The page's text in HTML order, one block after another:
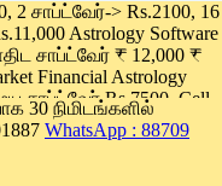
2 சாப்ட்வேர்-> Rs.2100, 16
Astrology Software
சாப்ட்வேர் ₹ 12,000 ₹
Financial Astrology
சாப்ட்வேர் Rs.7500, Cell
30 நிமிடங்களில்
WhatsApp : 88709